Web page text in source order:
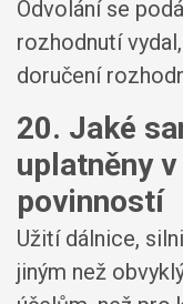
Odvolání se
rozhodnutí
doručení
20. Jaké
uplatněny
povinností
Užití dálnice,
jiným než